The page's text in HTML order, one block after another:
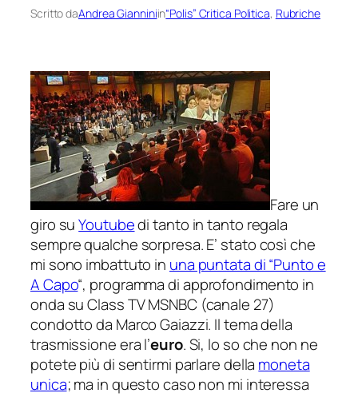
Scritto daAndrea Gianniniin“Polis” Critica Politica, Rubriche
Fare un
giro suYoutubedi tanto in tanto regala
sempre qualche sorpresa. E’ stato così che
mi sono imbattuto in una puntata di “Punto e
A Capo“, programma di approfondimento in
onda su Class TV MSNBC (canale 27)
condotto da Marco Gaiazzi. Il tema della
trasmissione era l’euro. Si, lo so che non ne
potete più di sentirmi parlare della moneta
unica; ma in questo caso non mi interessa